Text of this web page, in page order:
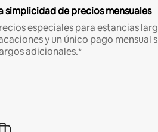
simplicidad de precios mensuales
especiales para estancias
y un único pago mensual
adicionales.*